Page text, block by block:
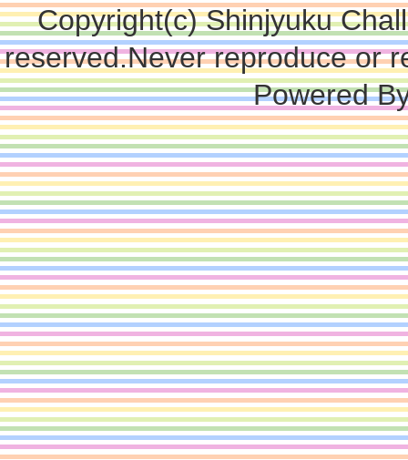
Copyright(c) Shinjyuku
reserved.Never reproduce or
Powered